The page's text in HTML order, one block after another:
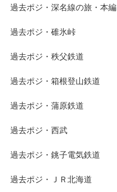
過去ポジ・深名線の旅・本編
過去ポジ・碓氷峠
過去ポジ・秩父鉄道
過去ポジ・箱根登山鉄道
過去ポジ・蒲原鉄道
過去ポジ・西武
過去ポジ・銚子電気鉄道
過去ポジ・ＪＲ北海道